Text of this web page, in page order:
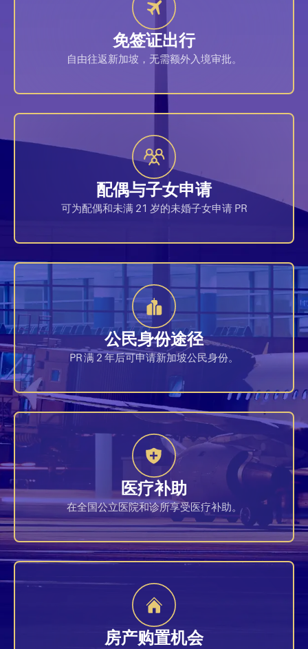
免签证出行
自由往返新加坡，无需额外入境审批。
配偶与子女申请
可为配偶和未满 21 岁的未婚子女申请 PR
公民身份途径
PR 满 2 年后可申请新加坡公民身份。
医疗补助
在全国公立医院和诊所享受医疗补助。
房产购置机会